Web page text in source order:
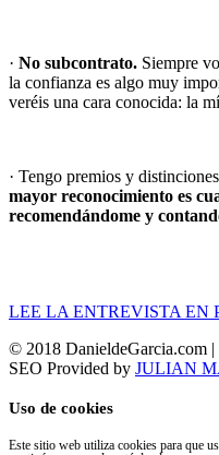
· No subcontrato. Siempre
la confianza es algo muy
veréis una cara conocida: la
· Tengo premios y
mayor reconocimiento es
recomendándome y
LEE LA ENTREVISTA EN
© 2018 DanieldeGarcia.com |
SEO Provided by JULIAN
Uso de cookies
Este sitio web utiliza cookies para que